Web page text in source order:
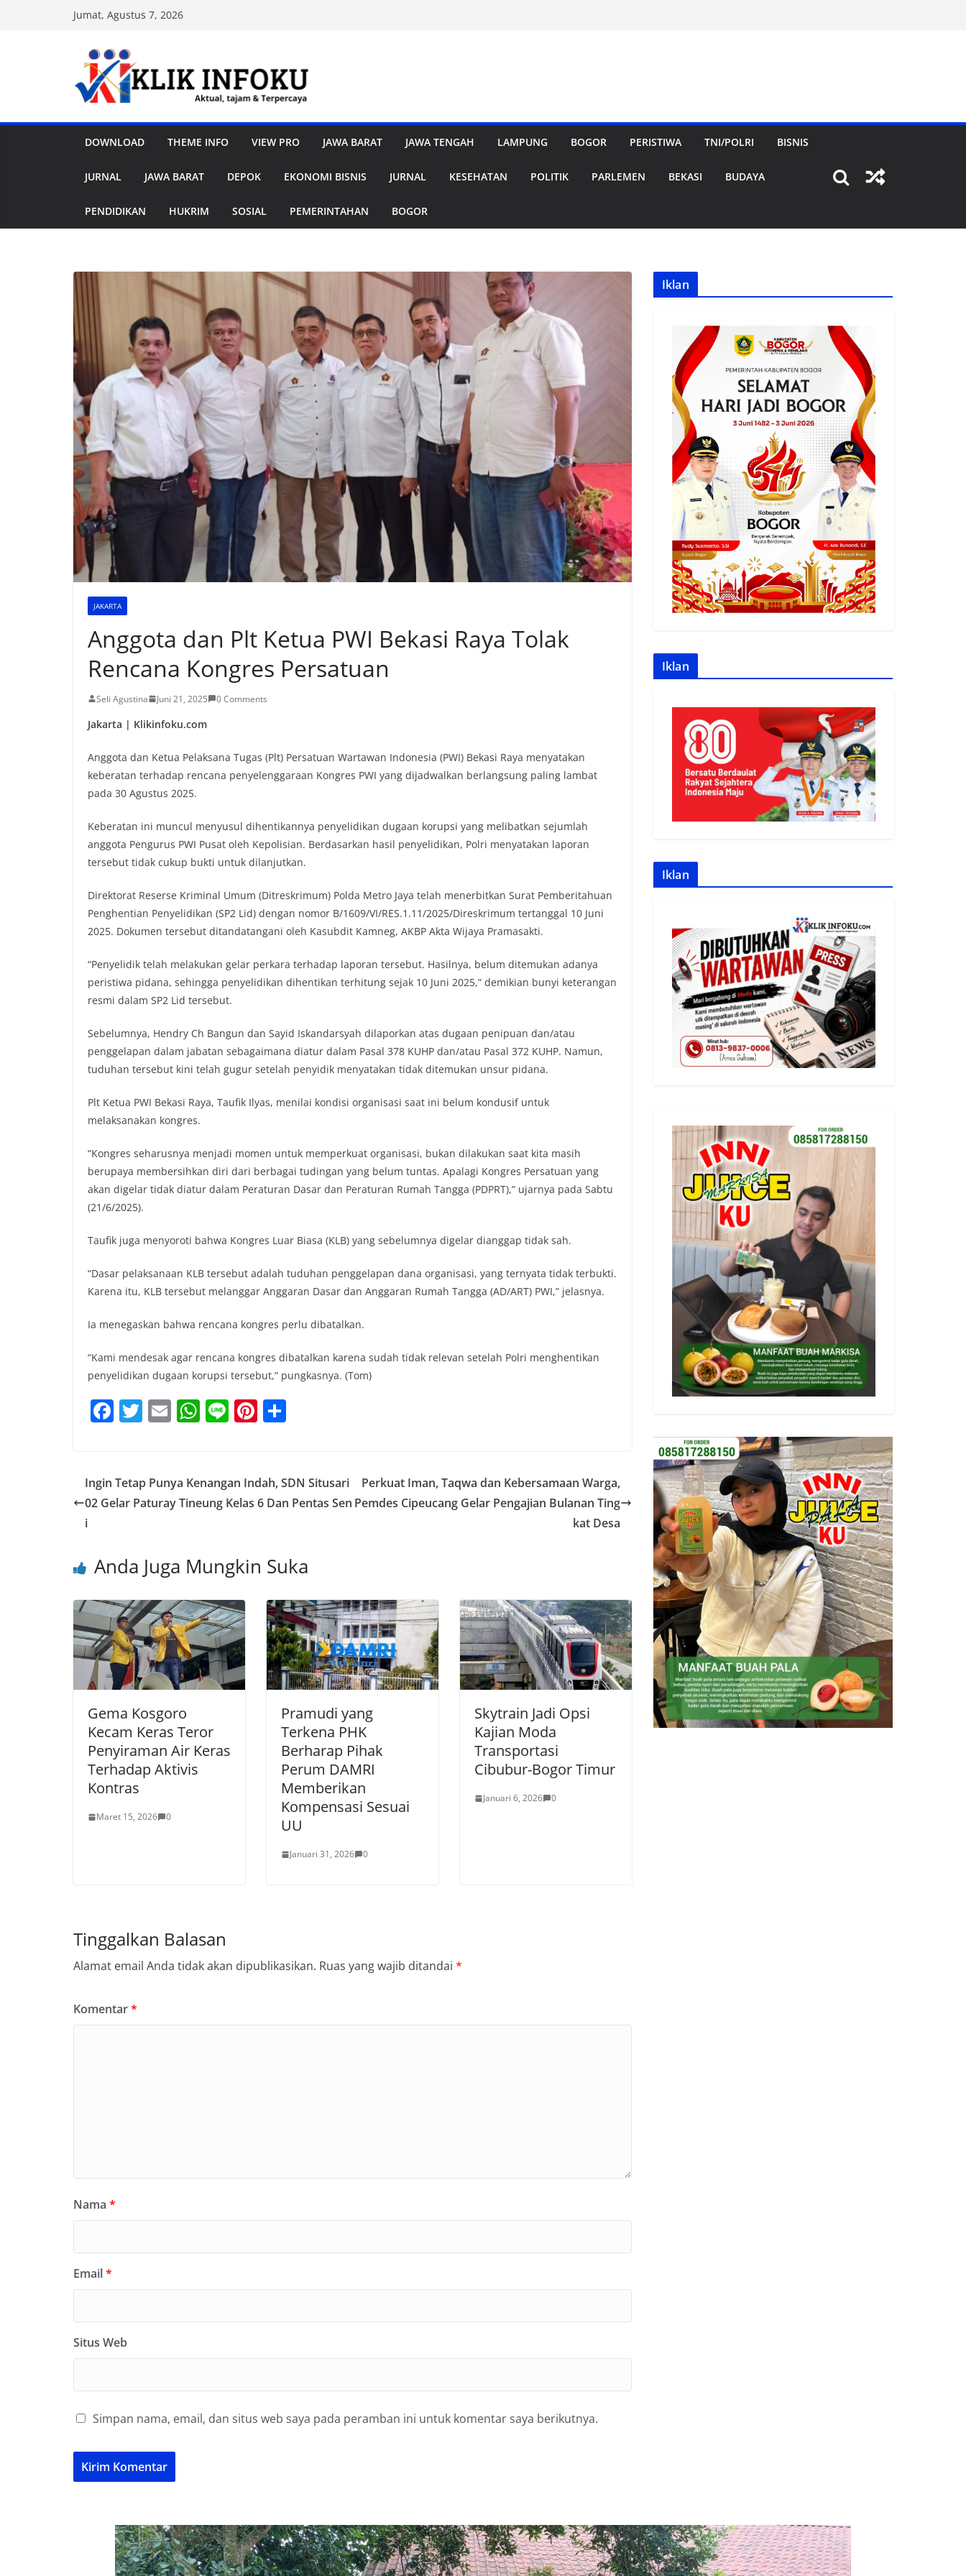
Jumat, Agustus 7, 2026
DOWNLOAD THEME INFO VIEW PRO JAWA BARAT JAWA TENGAH LAMPUNG BOGOR PERISTIWA TNI/POLRI BISNIS
JURNAL JAWA BARAT DEPOK EKONOMI BISNIS JURNAL KESEHATAN POLITIK PARLEMEN BEKASI BUDAYA
PENDIDIKAN HUKRIM SOSIAL PEMERINTAHAN BOGOR
JAKARTA
Anggota dan Plt Ketua PWI Bekasi Raya Tolak
Rencana Kongres Persatuan
Seli Agustina Juni 21, 2025 0 Comments
Jakarta | Klikinfoku.com
Anggota dan Ketua Pelaksana Tugas (Plt) Persatuan Wartawan Indonesia (PWI) Bekasi Raya menyatakan
keberatan terhadap rencana penyelenggaraan Kongres PWI yang dijadwalkan berlangsung paling lambat
pada 30 Agustus 2025.
Keberatan ini muncul menyusul dihentikannya penyelidikan dugaan korupsi yang melibatkan sejumlah
anggota Pengurus PWI Pusat oleh Kepolisian. Berdasarkan hasil penyelidikan, Polri menyatakan laporan
tersebut tidak cukup bukti untuk dilanjutkan.
Direktorat Reserse Kriminal Umum (Ditreskrimum) Polda Metro Jaya telah menerbitkan Surat Pemberitahuan
Penghentian Penyelidikan (SP2 Lid) dengan nomor B/1609/VI/RES.1.11/2025/Direskrimum tertanggal 10 Juni
2025. Dokumen tersebut ditandatangani oleh Kasubdit Kamneg, AKBP Akta Wijaya Pramasakti.
“Penyelidik telah melakukan gelar perkara terhadap laporan tersebut. Hasilnya, belum ditemukan adanya
peristiwa pidana, sehingga penyelidikan dihentikan terhitung sejak 10 Juni 2025,” demikian bunyi keterangan
resmi dalam SP2 Lid tersebut.
Sebelumnya, Hendry Ch Bangun dan Sayid Iskandarsyah dilaporkan atas dugaan penipuan dan/atau
penggelapan dalam jabatan sebagaimana diatur dalam Pasal 378 KUHP dan/atau Pasal 372 KUHP. Namun,
tuduhan tersebut kini telah gugur setelah penyidik menyatakan tidak ditemukan unsur pidana.
Plt Ketua PWI Bekasi Raya, Taufik Ilyas, menilai kondisi organisasi saat ini belum kondusif untuk
melaksanakan kongres.
“Kongres seharusnya menjadi momen untuk memperkuat organisasi, bukan dilakukan saat kita masih
berupaya membersihkan diri dari berbagai tudingan yang belum tuntas. Apalagi Kongres Persatuan yang
akan digelar tidak diatur dalam Peraturan Dasar dan Peraturan Rumah Tangga (PDPRT),” ujarnya pada Sabtu
(21/6/2025).
Taufik juga menyoroti bahwa Kongres Luar Biasa (KLB) yang sebelumnya digelar dianggap tidak sah.
“Dasar pelaksanaan KLB tersebut adalah tuduhan penggelapan dana organisasi, yang ternyata tidak terbukti.
Karena itu, KLB tersebut melanggar Anggaran Dasar dan Anggaran Rumah Tangga (AD/ART) PWI,” jelasnya.
Ia menegaskan bahwa rencana kongres perlu dibatalkan.
“Kami mendesak agar rencana kongres dibatalkan karena sudah tidak relevan setelah Polri menghentikan
penyelidikan dugaan korupsi tersebut,” pungkasnya. (Tom)
F
e
b
k
T
er
E
l
W
s
A
Li Pi
e
st
e
Ingin Tetap Punya Kenangan Indah, SDN Situsari
02 Gelar Paturay Tineung Kelas 6 Dan Pentas Sen
i
Perkuat Iman, Taqwa dan Kebersamaan Warga,
Pemdes Cipeucang Gelar Pengajian Bulanan Ting
kat Desa
Anda Juga Mungkin Suka
Gema Kosgoro
Kecam Keras Teror
Penyiraman Air Keras
Terhadap Aktivis
Kontras
Maret 15, 2026 0
Pramudi yang
Terkena PHK
Berharap Pihak
Perum DAMRI
Memberikan
Kompensasi Sesuai
UU
Januari 31, 2026 0
Skytrain Jadi Opsi
Kajian Moda
Transportasi
Cibubur-Bogor Timur
Januari 6, 2026 0
Tinggalkan Balasan
Alamat email Anda tidak akan dipublikasikan. Ruas yang wajib ditandai *
Komentar*
Nama *
Email*
Situs Web
Simpan nama, email, dan situs web saya pada peramban ini untuk komentar saya berikutnya.
Iklan
Iklan
Iklan